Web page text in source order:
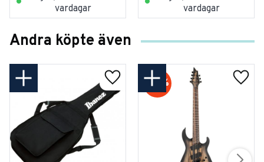
vardagar
vardagar
Andra köpte även
20 %